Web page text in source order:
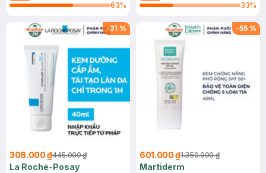
63%
33%
-31 %
308.000 ₫445.000 ₫
La Roche-Posay
-55 %
601.000 ₫1.350.000 ₫
Martiderm